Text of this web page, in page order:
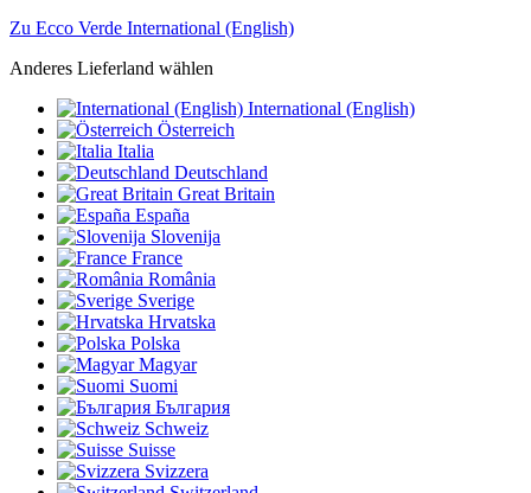
Zu Ecco Verde International (English)
Anderes Lieferland wählen
International (English)
Österreich
Italia
Deutschland
Great Britain
España
Slovenija
France
România
Sverige
Hrvatska
Polska
Magyar
Suomi
България
Schweiz
Suisse
Svizzera